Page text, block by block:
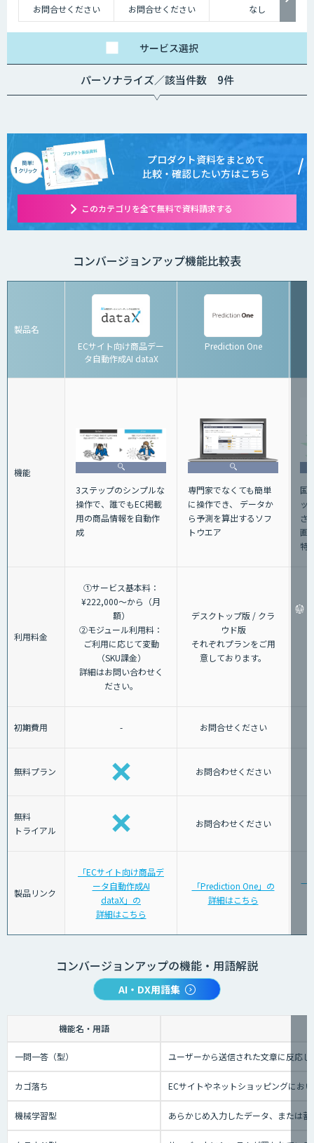
お問合せください
お問合せください なし
サービス選択
パーソナライズ／該当件数 9件
プロダクト資料をまとめて
比較・確認したい方はこちら
このカテゴリを全て無料で資料請求する
コンバージョンアップ機能比較表
製品名
ECサイト向け商品デー
タ自動作成AI dataX
Prediction One
機能
3ステップのシンプルな
操作で、誰でもEC掲載
用の商品情報を自動作
成
専門家でなくても簡単
に操作でき、 データか
ら予測を算出するソフ
トウエア
国
ッ
さ
画
特
利用料金
①サービス基本料：
¥222,000～から（月
額）
②モジュール利用料：
ご利用に応じて変動
（SKU課金）
詳細はお問い合わせく
ださい。
デスクトップ版 / クラ
ウド版
それぞれプランをご用
意しております。
初期費用 - お問合せください
無料プラン お問合わせください
無料
トライアル
お問合わせください
製品リンク
「ECサイト向け商品デ
ータ自動作成AI
dataX」の
詳細はこちら
「Prediction One」の
詳細はこちら
コンバージョンアップの機能・用語解説
AI・DX用語集
機能名・用語
一問一答（型） ユーザーから送信された文章に反応
カゴ落ち ECサイトやネットショッピングにお
機械学習型 あらかじめ入力したデータ、または